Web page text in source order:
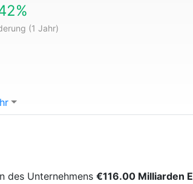
(1 Jahr)
des Unternehmens €116.00 Milliarden